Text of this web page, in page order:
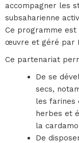
accompagner les
subsaharienne
Ce programme
œuvre et géré par
Ce partenariat
De se
secs,
les farines
herbes et
la
De